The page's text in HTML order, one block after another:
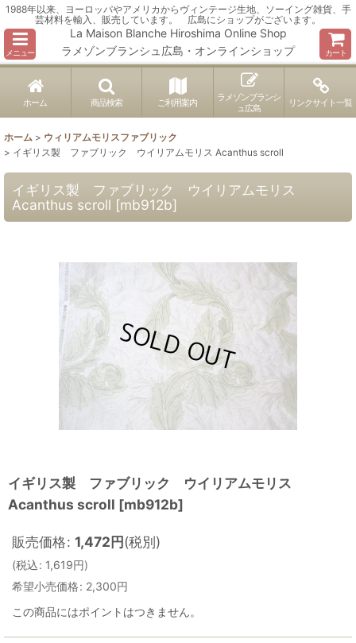
1988年以来、ヨーロッパやアメリカからヴィンテージ生地、ソーイング雑貨、手
芸材料を輸入、販売しています。 広島にショップがございます。
メニュー
La Maison Blanche Hiroshima Online Shop
ラメゾンブランシュ広島・オンラインショップ
カート
ホーム 商品検索 ご利用案内
ラメゾンブランシ
ュ広島
リンクサイト一覧
ホーム > ウィリアムモリスファブリック
> イギリス製 ファブリック ウイリアムモリス Acanthus scroll
イギリス製 ファブリック ウイリアムモリス
Acanthus scroll [mb912b]
イギリス製 ファブリック ウイリアムモリス
Acanthus scroll [mb912b]
販売価格: 1,472円(税別)
(税込: 1,619円)
希望小売価格: 2,300円
この商品にはポイントはつきません。